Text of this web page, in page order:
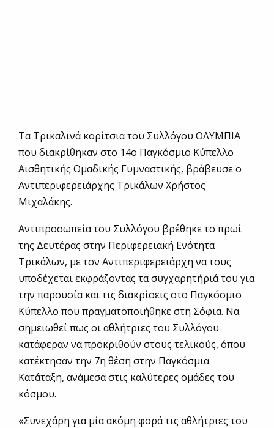
Τα Τρικαλινά κορίτσια του Συλλόγου ΟΛΥΜΠΙΑ
που διακρίθηκαν στο 14ο Παγκόσμιο Κύπελλο
Αισθητικής Ομαδικής Γυμναστικής, βράβευσε ο
Αντιπεριφερειάρχης Τρικάλων Χρήστος
Μιχαλάκης.
Αντιπροσωπεία του Συλλόγου βρέθηκε το πρωί
της Δευτέρας στην Περιφερειακή Ενότητα
Τρικάλων, με τον Αντιπεριφερειάρχη να τους
υποδέχεται εκφράζοντας τα συγχαρητήριά του για
την παρουσία και τις διακρίσεις στο Παγκόσμιο
Κύπελλο που πραγματοποιήθηκε στη Σόφια. Να
σημειωθεί πως οι αθλήτριες του Συλλόγου
κατάφεραν να προκριθούν στους τελικούς, όπου
κατέκτησαν την 7η θέση στην Παγκόσμια
Κατάταξη, ανάμεσα στις καλύτερες ομάδες του
κόσμου.
«Συνεχάρη για μία ακόμη φορά τις αθλήτριες του